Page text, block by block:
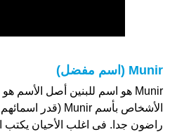
Munir (اسم مفضل)
راضون جدا. فى اغلب الأحيان يكتب